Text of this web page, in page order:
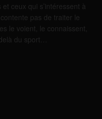
ceux qui s’intéressent à
pas de traiter le
le voient, le connaissent,
du sport…